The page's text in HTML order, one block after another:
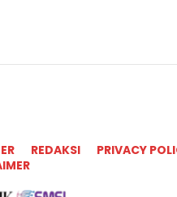
REDAKSI
PRIVACY